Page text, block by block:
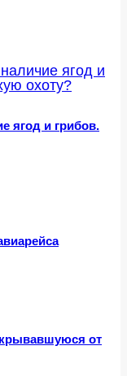
ягод и грибов.
от